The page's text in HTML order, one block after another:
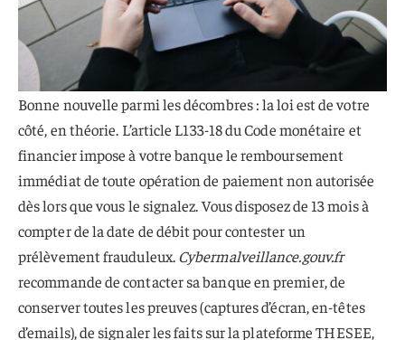
Bonne nouvelle parmi les décombres : la loi est de votre
côté, en théorie. L’article L133-18 du Code monétaire et
financier impose à votre banque le remboursement
immédiat de toute opération de paiement non autorisée
dès lors que vous le signalez. Vous disposez de 13 mois à
compter de la date de débit pour contester un
prélèvement frauduleux.Cybermalveillance.gouv.fr
recommande de contacter sa banque en premier, de
conserver toutes les preuves (captures d’écran, en-têtes
d’emails), de signaler les faits sur la plateforme THESEE,